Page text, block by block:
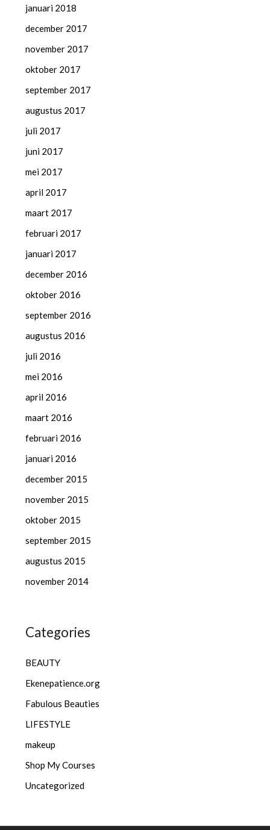
januari 2018
december 2017
november 2017
oktober 2017
september 2017
augustus 2017
juli 2017
juni 2017
mei 2017
april 2017
maart 2017
februari 2017
januari 2017
december 2016
oktober 2016
september 2016
augustus 2016
juli 2016
mei 2016
april 2016
maart 2016
februari 2016
januari 2016
december 2015
november 2015
oktober 2015
september 2015
augustus 2015
november 2014
Categories
BEAUTY
Ekenepatience.org
Fabulous Beauties
LIFESTYLE
makeup
Shop My Courses
Uncategorized